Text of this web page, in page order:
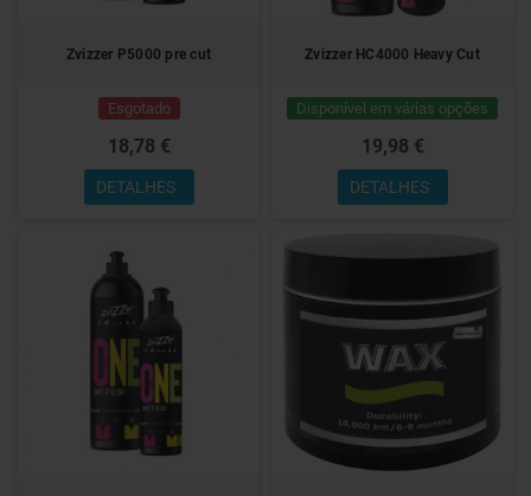
Zvizzer P5000 pre cut
Esgotado
18,78 €
DETALHES
Zvizzer HC4000 Heavy Cut
Disponível em várias opções
19,98 €
DETALHES